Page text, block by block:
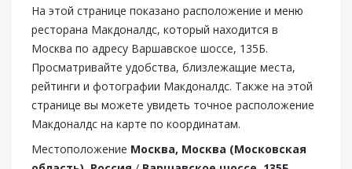
На этой странице показано расположение и меню
ресторана Макдоналдс, который находится в
Москва по адресу Варшавское шоссе, 135Б.
Просматривайте удобства, близлежащие места,
рейтинги и фотографии Макдоналдс. Также на этой
странице вы можете увидеть точное расположение
Макдоналдс на карте по координатам.
Местоположение Москва, Москва (Московская